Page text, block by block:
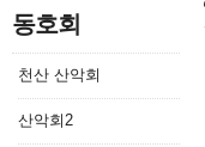
동호회
천산 산악회
산악회2